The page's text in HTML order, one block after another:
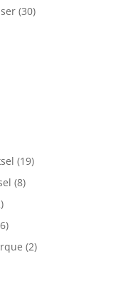
(30)
(19)
(8)
(2)